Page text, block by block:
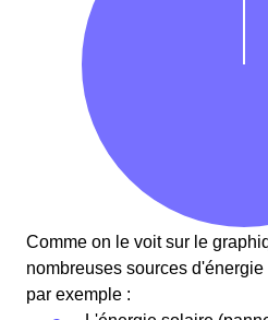
Comme on le voit sur le
nombreuses sources
par exemple :